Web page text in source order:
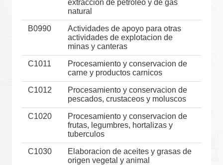
extraccion de petroleo y de gas
natural
B0990
Actividades de apoyo para otras
actividades de explotacion de
minas y canteras
C1011
Procesamiento y conservacion de
carne y productos carnicos
C1012
Procesamiento y conservacion de
pescados, crustaceos y moluscos
C1020
Procesamiento y conservacion de
frutas, legumbres, hortalizas y
tuberculos
C1030
Elaboracion de aceites y grasas de
origen vegetal y animal